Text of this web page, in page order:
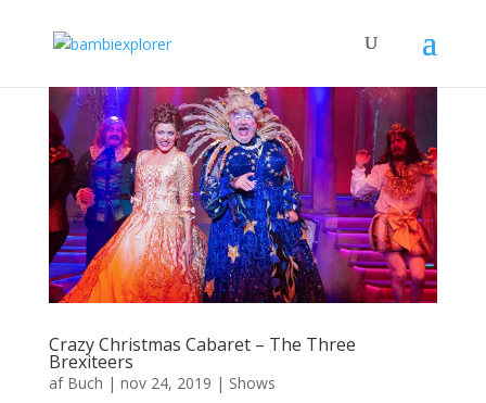
Crazy Christmas Cabaret – The Three
Brexiteers
af Buch | nov 24, 2019 | Shows